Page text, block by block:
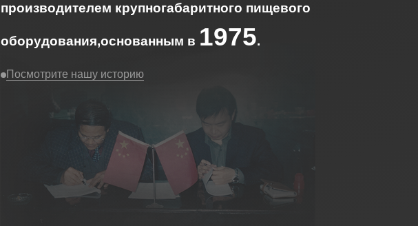
производителем крупногабаритного пищевого
оборудования,основанным в 1975.
Посмотрите нашу историю